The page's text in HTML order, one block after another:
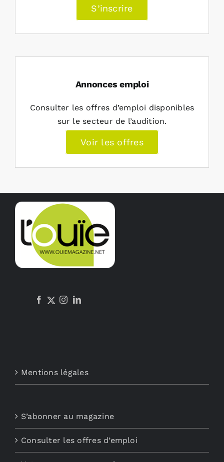
S’inscrire
Annonces emploi
Consulter les offres d’emploi disponibles
sur le secteur de l’audition.
Voir les offres
Mentions légales
S’abonner au magazine
Consulter les offres d’emploi